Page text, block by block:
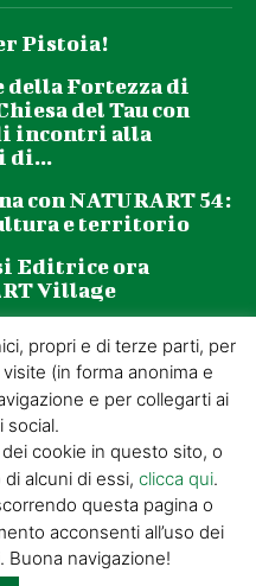
Pistoia!
Fortezza di
del Tau con
incontri alla
di...
con NATURART 54:
e territorio
Editrice ora
Village
dati personali per l’invio di
tramite il servizio di
propri e di terze parti, per
(in forma anonima e
e per collegarti ai
social.
cookie in questo sito, o
di alcuni di essi, clicca qui.
questa pagina o
acconsenti all’uso dei
Buona navigazione!